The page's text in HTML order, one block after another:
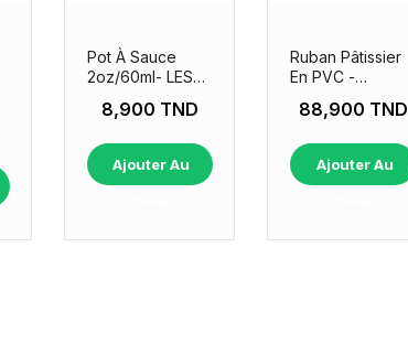
Pot À Sauce
2oz/60ml- LES
8,900 TND
Ajouter Au
Ruban Pâtissier
En PVC -
88,900 TND